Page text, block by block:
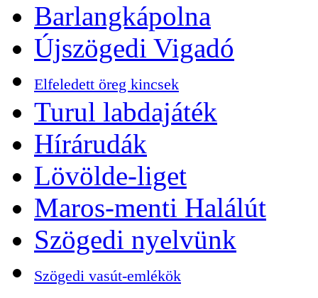
Barlangkápolna
Újszögedi Vigadó
Elfeledett öreg kincsek
Turul labdajáték
Hírárudák
Lövölde-liget
Maros-menti Halálút
Szögedi nyelvünk
Szögedi vasút-emlékök